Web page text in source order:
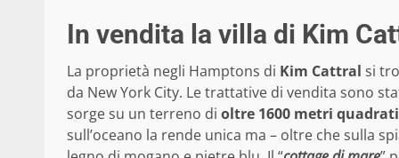
In vendita la villa di Kim
La proprietà negli Hamptons di Kim Cattral si
da New York City. Le trattative di vendita sono
sorge su un terreno di oltre 1600 metri quadrati
sull’oceano la rende unica ma – oltre che sulla